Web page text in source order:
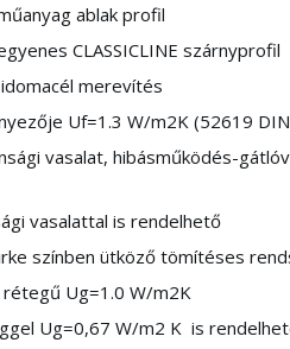
ablak profil
CLASSICLINE szárnyprofil
merevítés
Uf=1.3 W/m2K (52619
vasalat, hibásműködés-
vasalattal is rendelhető
színben ütköző tömítéses
rétegű Ug=1.0 W/m2K
Ug=0,67 W/m2 K is